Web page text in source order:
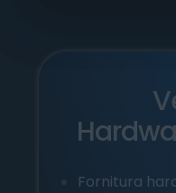
Fornitura